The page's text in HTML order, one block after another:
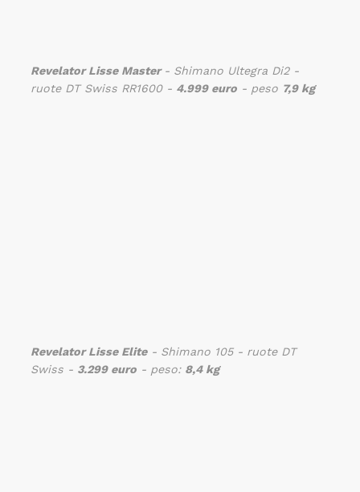
Revelator Lisse Master - Shimano Ultegra Di2 -
ruote DT Swiss RR1600 - 4.999 euro- peso 7,9 kg
Revelator Lisse Elite- Shimano 105 - ruote DT
Swiss - 3.299 euro- peso: 8,4 kg